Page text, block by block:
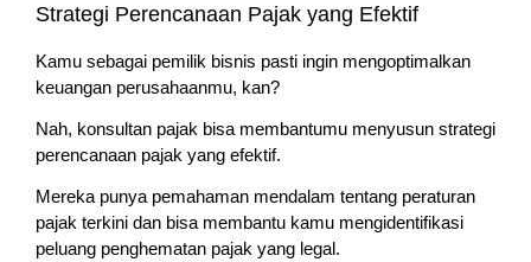
Strategi Perencanaan Pajak yang Efektif
Kamu sebagai pemilik bisnis pasti ingin mengoptimalkan
keuangan perusahaanmu, kan?
Nah, konsultan pajak bisa membantumu menyusun strategi
perencanaan pajak yang efektif.
Mereka punya pemahaman mendalam tentang peraturan
pajak terkini dan bisa membantu kamu mengidentifikasi
peluang penghematan pajak yang legal.